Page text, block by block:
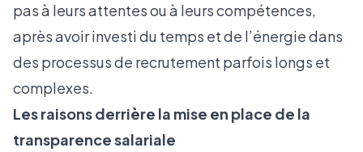
pas à leurs attentes ou à leurs compétences,
après avoir investi du temps et de l’énergie dans
des processus de recrutement parfois longs et
complexes.
Les raisons derrière la mise en place de la
transparence salariale